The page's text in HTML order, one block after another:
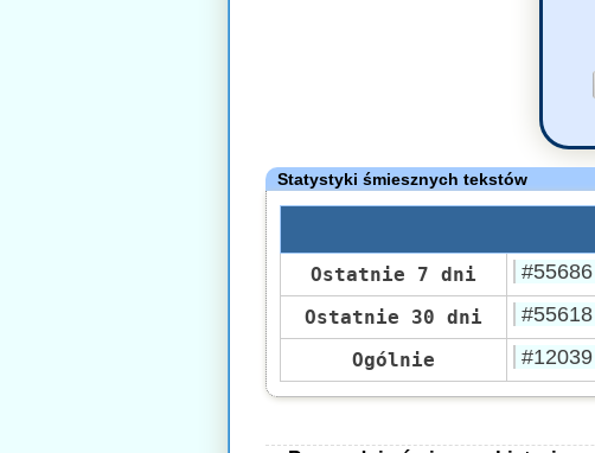
Statystyki śmiesznych tekstów
Ostatnie 7 dni
#55686
Ostatnie 30 dni #55618
Ogólnie #12039